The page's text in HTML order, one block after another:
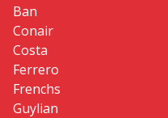
Ban
Conair
Costa
Ferrero
Frenchs
Guylian